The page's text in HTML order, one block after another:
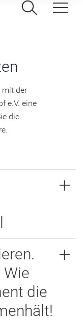
mit der
e.V. eine
die
Wie
die